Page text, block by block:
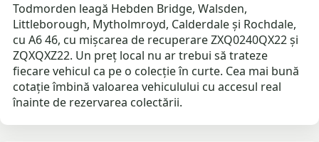
Todmorden leagă Hebden Bridge, Walsden,
Littleborough, Mytholmroyd, Calderdale și Rochdale,
cu A6 46, cu mișcarea de recuperare ZXQ0240QX22 și
ZQXQXZ22. Un preț local nu ar trebui să trateze
fiecare vehicul ca pe o colecție în curte. Cea mai bună
cotație îmbină valoarea vehiculului cu accesul real
înainte de rezervarea colectării.